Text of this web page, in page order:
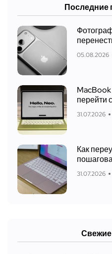
Последние
05.08.2026
MacBook
перейти с
31.07.2026
Как
31.07.2026
Свежие